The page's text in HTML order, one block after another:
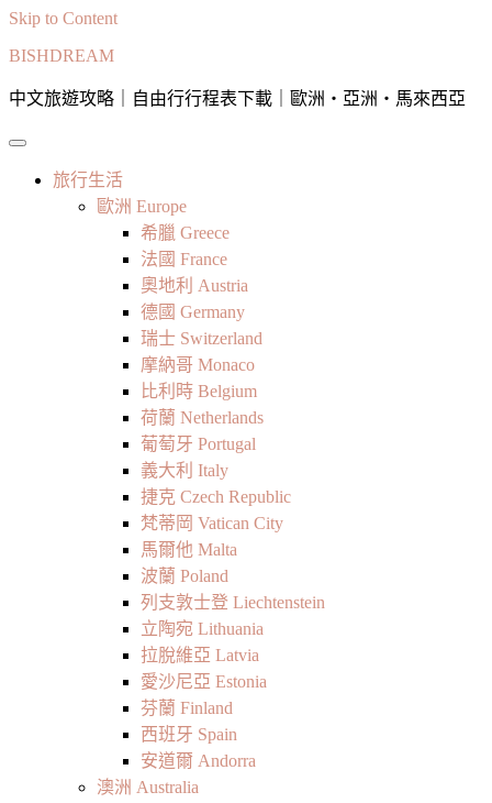
Skip to Content
BISHDREAM
中文旅遊攻略｜自由行行程表下載｜歐洲・亞洲・馬來西亞
旅行生活
歐洲 Europe
希臘 Greece
法國 France
奧地利 Austria
德國 Germany
瑞士 Switzerland
摩納哥 Monaco
比利時 Belgium
荷蘭 Netherlands
葡萄牙 Portugal
義大利 Italy
捷克 Czech Republic
梵蒂岡 Vatican City
馬爾他 Malta
波蘭 Poland
列支敦士登 Liechtenstein
立陶宛 Lithuania
拉脫維亞 Latvia
愛沙尼亞 Estonia
芬蘭 Finland
西班牙 Spain
安道爾 Andorra
澳洲 Australia